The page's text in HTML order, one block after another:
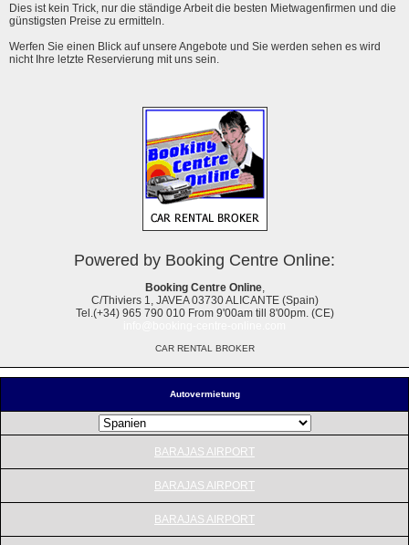
Autovermietung
BARAJAS AIRPORT
BARAJAS AIRPORT
BARAJAS AIRPORT
Dies ist kein Trick, nur die ständige Arbeit die besten Mietwagenfirmen und die
günstigsten Preise zu ermitteln.
Werfen Sie einen Blick auf unsere Angebote und Sie werden sehen es wird
nicht Ihre letzte Reservierung mit uns sein.
Powered by Booking Centre Online:
Booking Centre Online,
C/Thiviers 1, JAVEA 03730 ALICANTE (Spain)
Tel.(+34) 965 790 010 From 9'00am till 8'00pm. (CE)
CAR RENTAL BROKER